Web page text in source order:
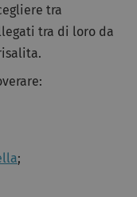
tra
tra di loro da
;